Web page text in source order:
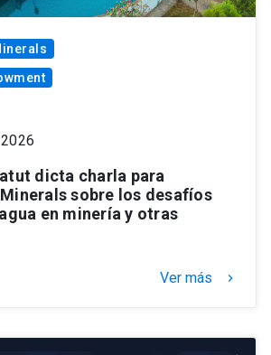
dicta charla para
sobre los desafíos
en minería y otras
Ver más keyboard_arrow_right